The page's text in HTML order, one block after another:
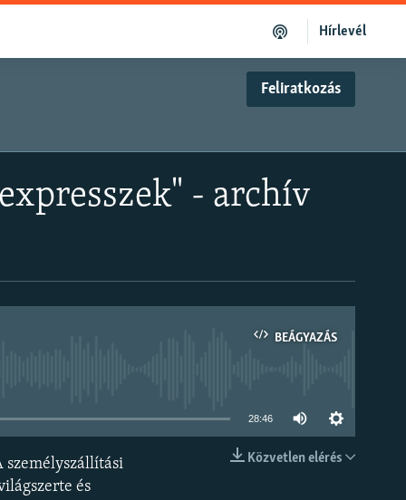
Hírlevél
Feliratkozás
- archív
BEÁGYAZÁS
28:46
Közvetlen elérés
személyszállítási
és